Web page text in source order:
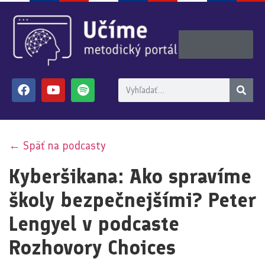
← Späť na podcasty
Kyberšikana: Ako spravíme
školy bezpečnejšími? Peter
Lengyel v podcaste
Rozhovory Choices